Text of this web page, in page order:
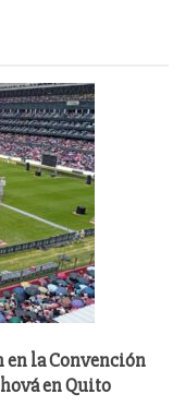
en la Convención
en Quito